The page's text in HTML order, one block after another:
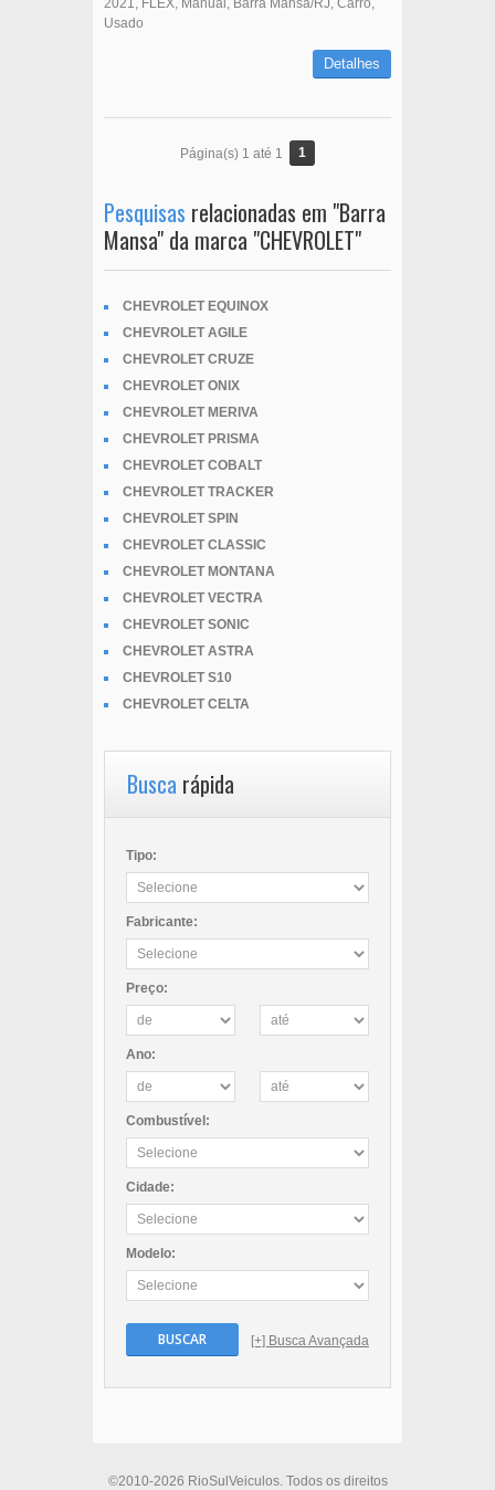
2021 FLEX Manual Barra Mansa/RJ Carro
Usado
Detalhes
Página(s) 1 até 1 1
Pesquisas relacionadas em "Barra
Mansa" da marca "CHEVROLET"
CHEVROLET EQUINOX
CHEVROLET AGILE
CHEVROLET CRUZE
CHEVROLET ONIX
CHEVROLET MERIVA
CHEVROLET PRISMA
CHEVROLET COBALT
CHEVROLET TRACKER
CHEVROLET SPIN
CHEVROLET CLASSIC
CHEVROLET MONTANA
CHEVROLET VECTRA
CHEVROLET SONIC
CHEVROLET ASTRA
CHEVROLET S10
CHEVROLET CELTA
Busca rápida
Tipo:
Fabricante:
Preço:
Ano:
Combustível:
Cidade:
Modelo:
BUSCAR [+] Busca Avançada
©2010-2026 RioSulVeiculos. Todos os direitos